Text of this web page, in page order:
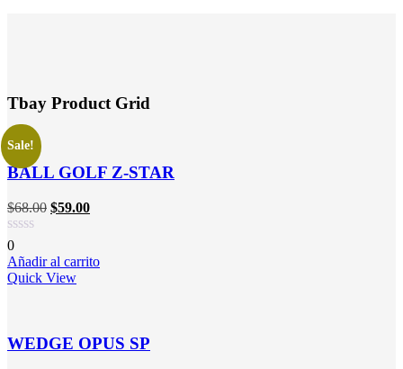
Tbay Product Grid
Sale!
BALL GOLF Z-STAR
$68.00 $59.00
0
Añadir al carrito
Quick View
WEDGE OPUS SP